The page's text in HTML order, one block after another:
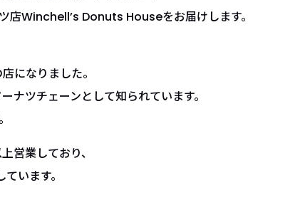
店Winchell’s Donuts Houseをお届けします。
になりました。
ナツチェーンとして知られています。
営業しており、
います。